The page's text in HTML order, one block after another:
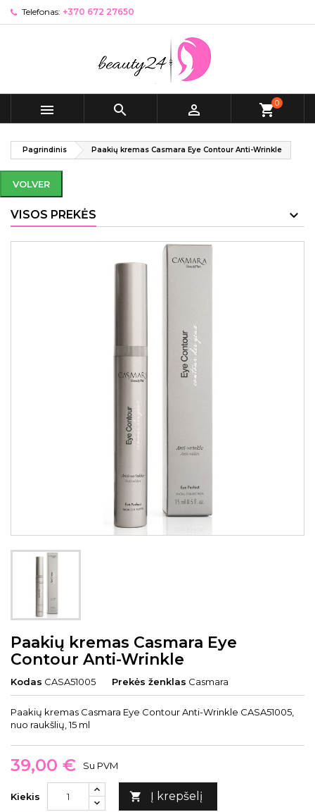
Telefonas: +370 672 27650
   shopping_cart0
Pagrindinis Paakių kremas Casmara Eye Contour Anti-Wrinkle
VOLVER
VISOS PREKĖS
Paakių kremas Casmara Eye
Contour Anti-Wrinkle
Kodas CASA51005 Prekės ženklas Casmara
Paakių kremas Casmara Eye Contour Anti-Wrinkle CASA51005,
nuo raukšlių, 15 ml
39,00 € Su PVM
Kiekis  Į krepšelį